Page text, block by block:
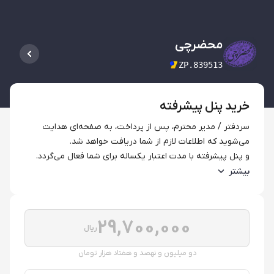
محضرچی
ZP.839513
خرید پنل پیشرفته
می‌شوید که اطلاعات لازم از شما دریافت خواهد شد.
و پنل پیشرفته با مدت اعتبار یکساله برای شما فعال می‌گردد.
بیشتر
ریال29,700,000
دو میلیون و نهصد و هفتاد هزار تومان